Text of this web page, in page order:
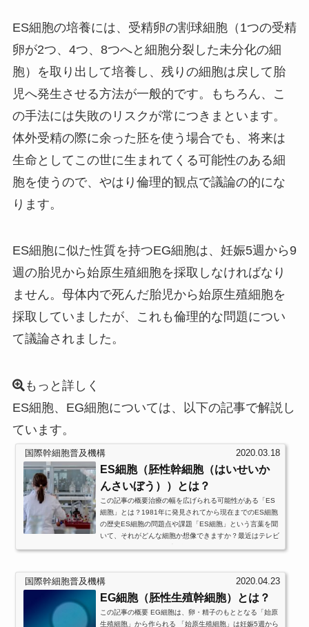
ES細胞の培養には、受精卵の割球細胞（1つの受精
卵が2つ、4つ、8つへと細胞分裂した未分化の細
胞）を取り出して培養し、残りの細胞は戻して胎
児へ発生させる方法が一般的です。もちろん、こ
の手法には失敗のリスクが常につきまといます。
体外受精の際に余った胚を使う場合でも、将来は
生命としてこの世に生まれてくる可能性のある細
胞を使うので、やはり倫理的観点で議論の的にな
ります。
ES細胞に似た性質を持つEG細胞は、妊娠5週から9
週の胎児から始原生殖細胞を採取しなければなり
ません。母体内で死んだ胎児から始原生殖細胞を
採取していましたが、これも倫理的な問題につい
て議論されました。
もっと詳しく
ES細胞、EG細胞については、以下の記事で解説し
ています。
国際幹細胞普及機構 2020.03.18
ES細胞（胚性幹細胞（はいせいか
んさいぼう））とは？
この記事の概要治療の幅を広げられる可能性がある「ES
細胞」とは？1981年に発見されてから現在までのES細胞
の歴史ES細胞の問題点や課題「ES細胞」という言葉を聞
いて、それがどんな細胞か想像できますか？最近はテレビ
などのメディアで取り上げられることも多くなりました
少ないですね。今回は、ES細胞について実際にどのよう
な可能性があり研究がされているのか、歴史から今後の課
題などまでお伝えします！1. ES細胞とはES細胞は、胚性
幹細胞（はいせいかんさいぼう）と呼ばれる...
国際幹細胞普及機構 2020.04.23
EG細胞（胚性生殖幹細胞）とは？
この記事の概要 EG細胞は、卵・精子のもととなる「始原
生殖細胞」から作られる 「始原生殖細胞」は妊娠5週から